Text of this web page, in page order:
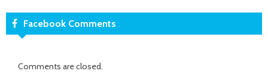
Facebook Comments
Comments are closed.